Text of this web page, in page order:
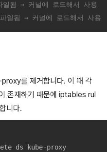
일됨 → 커널에 로드해서 사용
일됨 → 커널에 로드해서 사용
를 제거합니다. 이 때 각
존재하기 때문에 iptables rul
니다.
ds kube-proxy